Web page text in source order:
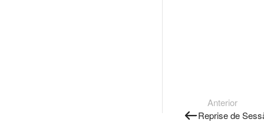
Anterior
Reprise de